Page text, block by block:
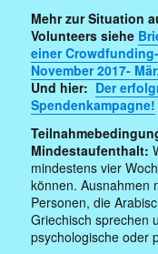
Mehr zur Situation
Volunteers siehe
einer
November 2017-
Und hier: Der
Spendenkampagne!
Mindestaufenthalt:
mindestens vier
können. Ausnahmen
Personen, die
Griechisch sprechen
psychologische oder